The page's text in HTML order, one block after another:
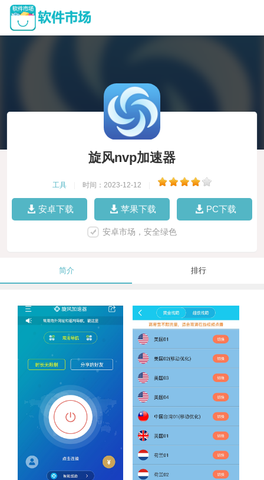
旋风nvp加速器
工具 时间：2023-12-12
安卓下载 苹果下载 PC下载
安卓市场，安全绿色
简介 排行